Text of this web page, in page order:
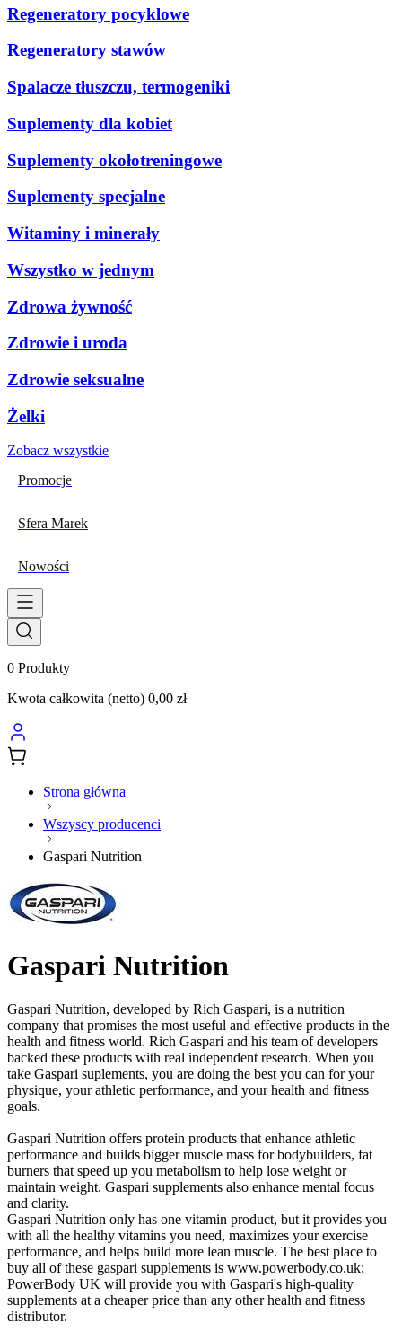
Regeneratory pocyklowe
Regeneratory stawów
Spalacze tłuszczu, termogeniki
Suplementy dla kobiet
Suplementy okołotreningowe
Suplementy specjalne
Witaminy i minerały
Wszystko w jednym
Zdrowa żywność
Zdrowie i uroda
Zdrowie seksualne
Żelki
Zobacz wszystkie
Promocje
Sfera Marek
Nowości
0 Produkty
Kwota całkowita (netto) 0,00 zł
Strona główna
Wszyscy producenci
Gaspari Nutrition
Gaspari Nutrition
Gaspari Nutrition, developed by Rich Gaspari, is a nutrition
company that promises the most useful and effective products in the
health and fitness world. Rich Gaspari and his team of developers
backed these products with real independent research. When you
take Gaspari suplements, you are doing the best you can for your
physique, your athletic performance, and your health and fitness
goals.
Gaspari Nutrition offers protein products that enhance athletic
performance and builds bigger muscle mass for bodybuilders, fat
burners that speed up you metabolism to help lose weight or
maintain weight. Gaspari supplements also enhance mental focus
and clarity.
Gaspari Nutrition only has one vitamin product, but it provides you
with all the healthy vitamins you need, maximizes your exercise
performance, and helps build more lean muscle. The best place to
buy all of these gaspari supplements is www.powerbody.co.uk;
PowerBody UK will provide you with Gaspari's high-quality
supplements at a cheaper price than any other health and fitness
distributor.